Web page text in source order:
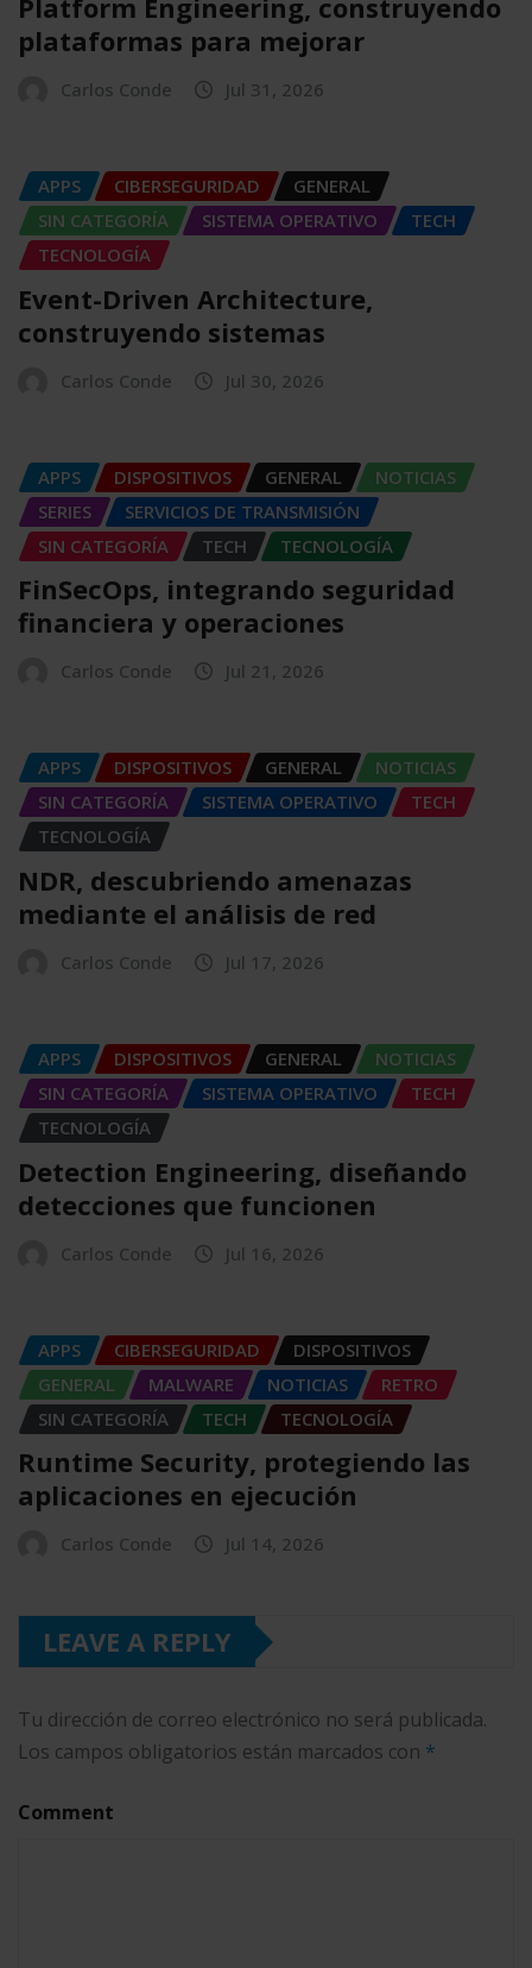
Platform Engineering, construyendo
plataformas para mejorar
Carlos Conde Jul 31, 2026
APPS CIBERSEGURIDAD
GENERAL
SIN CATEGORÍA
SISTEMA OPERATIVO
TECH
TECNOLOGÍA
Event-Driven Architecture,
construyendo sistemas
Carlos Conde Jul 30, 2026
APPS DISPOSITIVOS GENERAL
NOTICIAS
SERIES
SERVICIOS DE TRANSMISIÓN
SIN CATEGORÍA
TECH TECNOLOGÍA
FinSecOps, integrando seguridad
financiera y operaciones
Carlos Conde Jul 21, 2026
APPS DISPOSITIVOS GENERAL
NOTICIAS
SIN CATEGORÍA
SISTEMA OPERATIVO
TECH
TECNOLOGÍA
NDR, descubriendo amenazas
mediante el análisis de red
Carlos Conde Jul 17, 2026
APPS DISPOSITIVOS GENERAL
NOTICIAS
SIN CATEGORÍA
SISTEMA OPERATIVO
TECH
TECNOLOGÍA
Detection Engineering, diseñando
detecciones que funcionen
Carlos Conde Jul 16, 2026
APPS CIBERSEGURIDAD
DISPOSITIVOS
GENERAL
MALWARE NOTICIAS
RETRO
SIN CATEGORÍA
TECH TECNOLOGÍA
Runtime Security, protegiendo las
aplicaciones en ejecución
Carlos Conde Jul 14, 2026
LEAVE A REPLY
Tu dirección de correo electrónico no será publicada.
Los campos obligatorios están marcados con *
Comment